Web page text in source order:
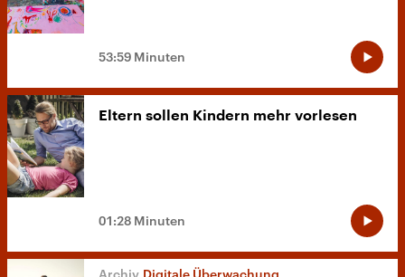
53:59 Minuten
Eltern sollen Kindern mehr vorlesen
01:28 Minuten